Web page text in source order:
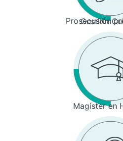
Prosecusión
Gestión
Magíster en